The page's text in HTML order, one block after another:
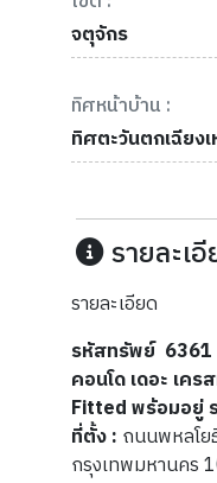
จตุจักร
ทิศหน้าบ้าน :
ทิศตะวันตกเฉียง
รายละเ
รายละเอียด
รหัสทรัพย์ 6361
คอนโด เดอะ เค
Fitted พร้อมอยู่
ที่ตั้ง : ถนนพหลโย
กรุงเทพมหานคร